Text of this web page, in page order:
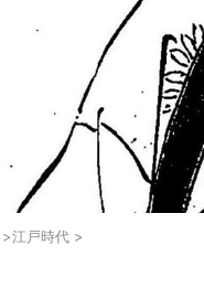
>江戸時代 >